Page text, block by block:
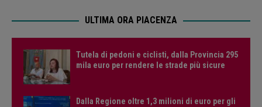
ULTIMA ORA PIACENZA
Tutela di pedoni e ciclisti, dalla Provincia 295
mila euro per rendere le strade più sicure
Dalla Regione oltre 1,3 milioni di euro per gli